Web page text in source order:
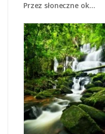
Przez słoneczne okulary - KN991